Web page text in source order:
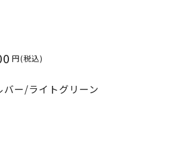
円(税込)
ー/ライトグリーン